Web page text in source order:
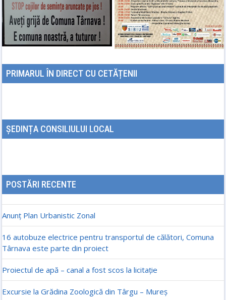
PRIMARUL ÎN DIRECT CU CETĂȚENII
ȘEDINȚA CONSILIULUI LOCAL
POSTĂRI RECENTE
Anunț Plan Urbanistic Zonal
16 autobuze electrice pentru transportul de călători, Comuna
Târnava este parte din proiect
Proiectul de apă – canal a fost scos la licitație
Excursie la Grădina Zoologică din Târgu – Mureș